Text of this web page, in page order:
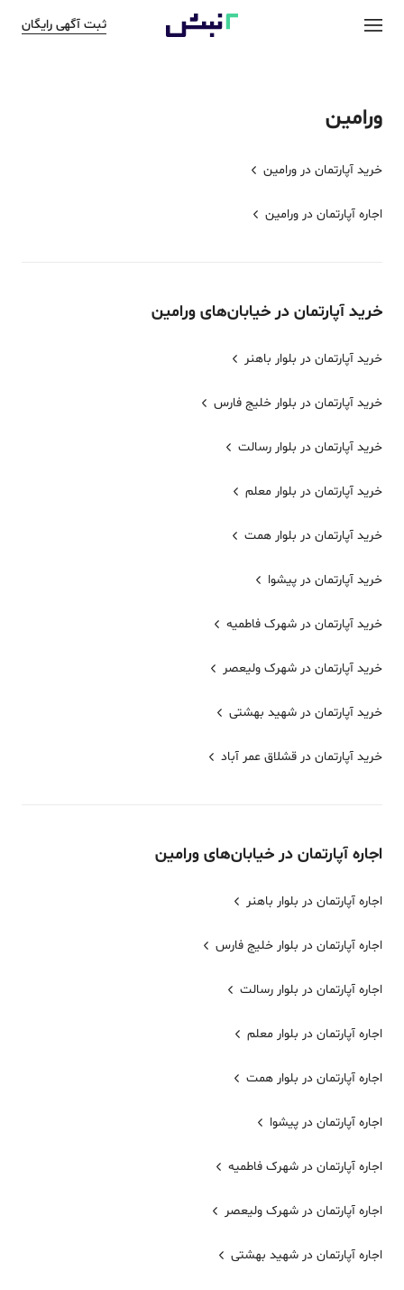
ثبت آگهی رایگان
ورامین
خرید آپارتمان در ورامین
اجاره آپارتمان در ورامین
خرید آپارتمان در خیابان‌های ورامین
خرید آپارتمان در بلوار باهنر
خرید آپارتمان در بلوار خلیج فارس
خرید آپارتمان در بلوار رسالت
خرید آپارتمان در بلوار معلم
خرید آپارتمان در بلوار همت
خرید آپارتمان در پیشوا
خرید آپارتمان در شهرک فاطمیه
خرید آپارتمان در شهرک ولیعصر
خرید آپارتمان در شهید بهشتی
خرید آپارتمان در قشلاق عمر آباد
اجاره آپارتمان در خیابان‌های ورامین
اجاره آپارتمان در بلوار باهنر
اجاره آپارتمان در بلوار خلیج فارس
اجاره آپارتمان در بلوار رسالت
اجاره آپارتمان در بلوار معلم
اجاره آپارتمان در بلوار همت
اجاره آپارتمان در پیشوا
اجاره آپارتمان در شهرک فاطمیه
اجاره آپارتمان در شهرک ولیعصر
اجاره آپارتمان در شهید بهشتی